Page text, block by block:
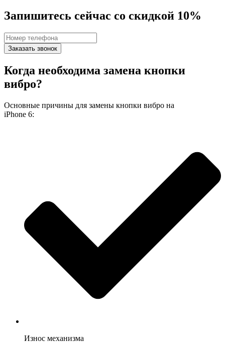
Запишитесь сейчас со скидкой 10%
Заказать звонок
Когда необходима замена кнопки
вибро?
Основные причины для замены кнопки вибро на
iPhone 6:
Износ механизма